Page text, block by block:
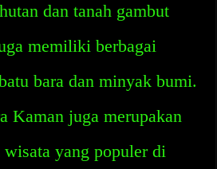
dan tanah gambut
memiliki berbagai
bara dan minyak bumi.
Kaman juga merupakan
wisata yang populer di